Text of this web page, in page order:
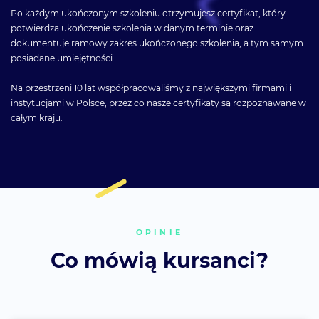
Po każdym ukończonym szkoleniu otrzymujesz certyfikat, który
potwierdza ukończenie szkolenia w danym terminie oraz
dokumentuje ramowy zakres ukończonego szkolenia, a tym samym
posiadane umiejętności.
Na przestrzeni 10 lat współpracowaliśmy z największymi firmami i
instytucjami w Polsce, przez co nasze certyfikaty są rozpoznawane w
całym kraju.
OPINIE
Co mówią kursanci?